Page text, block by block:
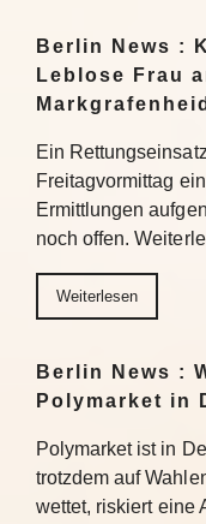
Berlin News :
Leblose Frau
Ein
Freitagvormittag
Ermittlungen
noch offen.
Weiterlesen
Berlin News :
Polymarket in
Polymarket ist in
trotzdem auf
wettet, riskiert eine